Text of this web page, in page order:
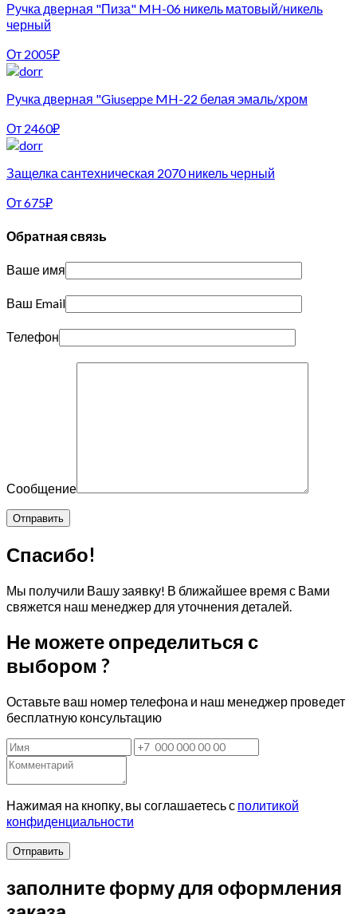
Ручка дверная "Пиза" MH-06 никель матовый/никель
черный
От 2005₽
Ручка дверная "Giuseppe MH-22 белая эмаль/хром
От 2460₽
Защелка сантехническая 2070 никель черный
От675₽
Обратная связь
Ваше имя
Ваш Email
Телефон
Сообщение
Спасибо!
Мы получили Вашу заявку! В ближайшее время с Вами
свяжется наш менеджер для уточнения деталей.
Не можете определиться с
выбором ?
Оставьте ваш номер телефона и наш менеджер проведет
бесплатную консультацию
Нажимая на кнопку, вы соглашаетесь с политикой
конфиденциальности
Отправить
заполните форму для оформления